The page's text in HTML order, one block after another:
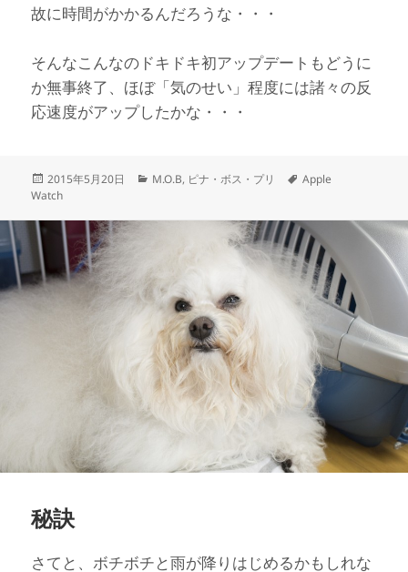
故に時間がかかるんだろうな・・・
そんなこんなのドキドキ初アップデートもどうに
か無事終了、ほぼ「気のせい」程度には諸々の反
応速度がアップしたかな・・・
投
稿
2015年5月20日
カ
M.O.B, ピナ・ボス・プリ
タ
Apple
Watch
秘訣
さてと、ボチボチと雨が降りはじめるかもしれな